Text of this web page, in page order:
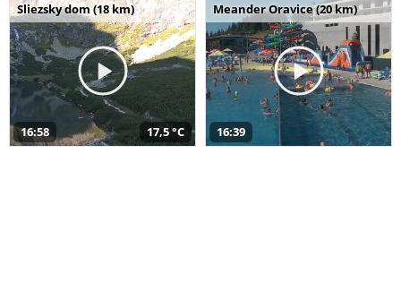
Sliezsky dom (18 km)
16:58 17,5 °C
Meander Oravice (20 km)
16:39